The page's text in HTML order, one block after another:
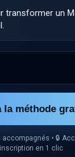
transformer un
la méthode
• 🔒
en 1 clic